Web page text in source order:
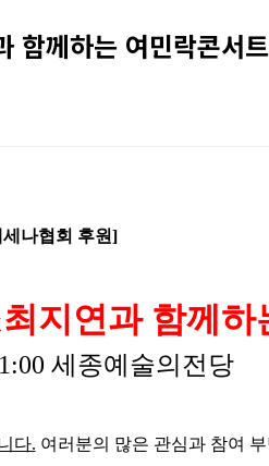
함께하는 여민락콘서
나협회 후원]
지연과 함께하
세종예술의전당
다. 여러분의 많은 관심과 참여